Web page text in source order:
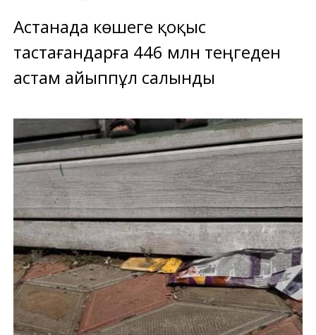
Астанада көшеге қоқыс
тастағандарға 446 млн теңгеден
астам айыппұл салынды